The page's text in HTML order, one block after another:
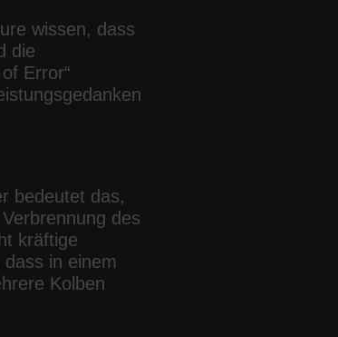
wissen, dass
die
Error“
bedeutet das,
des
kräftige
in einem
Kolben